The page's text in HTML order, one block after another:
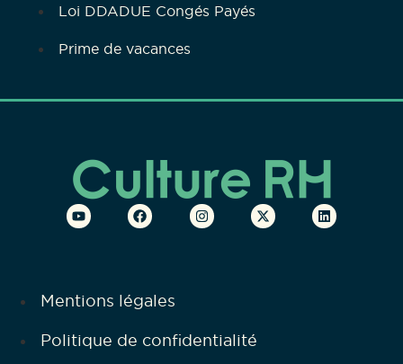
Loi DDADUE Congés Payés
Prime de vacances
Mentions légales
Politique de confidentialité